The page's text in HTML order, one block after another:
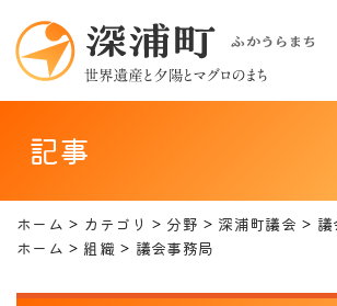
記事
ホーム カテゴリ 分野 深浦町議会
ホーム
組織 議会事務局